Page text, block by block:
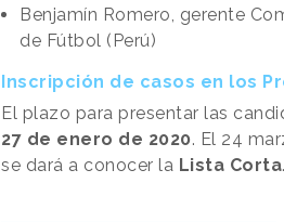
Benjamín Romero, gerente
de Fútbol (Perú)
Inscripción de casos en los
El plazo para presentar las
27 de enero de 2020. El 24
se dará a conocer la Lista Corta.